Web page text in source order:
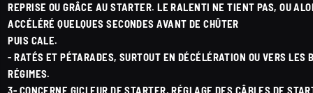
REPRISE OU GRÂCE AU STARTER. LE RALENTI NE TIENT PAS, OU
ACCÉLÉRÉ QUELQUES SECONDES AVANT DE CHÛTER
PUIS CALE.
- RATÉS ET PÉTARADES, SURTOUT EN DÉCÉLÉRATION OU VERS LES
RÉGIMES.
3- CONCERNE GICLEUR DE STARTER, RÉGLAGE DES CÂBLES DE